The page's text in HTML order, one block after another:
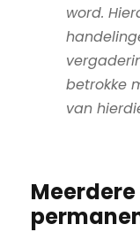
word.
betrokke
van